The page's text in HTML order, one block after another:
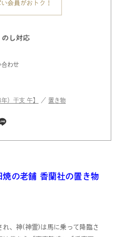
合わせ
）干支 午】 ／ 置き物
の老舗 香蘭社の置き物
、神(神霊)は馬に乗って降臨さ